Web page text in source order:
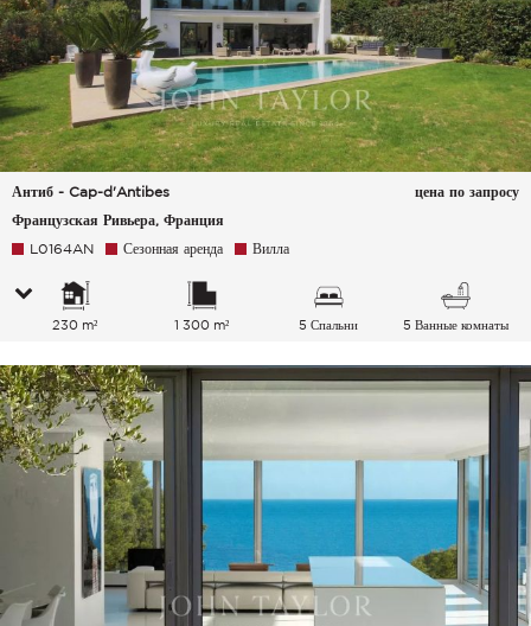
Антиб - Cap-d'Antibes
Французская Ривьера, Франция
цена по запросу
L0164AN Сезонная аренда Вилла
230 m² 1 300 m² 5 Спальни 5 Ванные комнаты